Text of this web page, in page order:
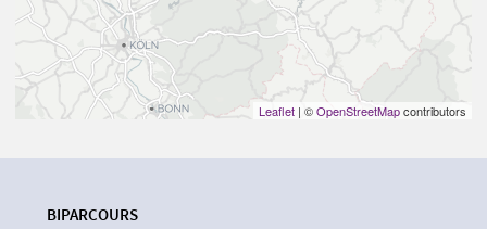
Leaflet | ©OpenStreetMapcontributors
BIPARCOURS